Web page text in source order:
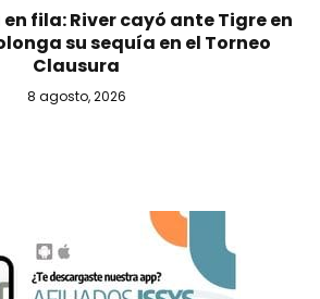
fila: River cayó ante Tigre en
su sequía en el Torneo
Clausura
8 agosto, 2026